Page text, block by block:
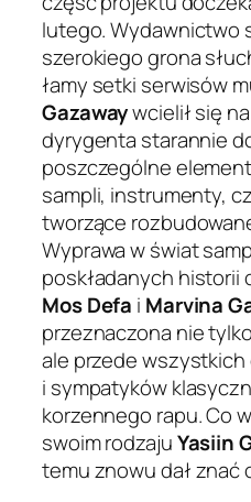
lutego. Wydawnictwo
szerokiego grona
łamy setki serwisów
Gazawaywcielił się
dyrygenta starannie
poszczególne
sampli, instrumenty,
tworzące
Wyprawa w świat
poskładanych historii
Mos Defa i Marvina
przeznaczona nie
ale przede
i sympatyków
korzennego rapu. Co
swoim rodzajuYasiin
temu znowu dał znać